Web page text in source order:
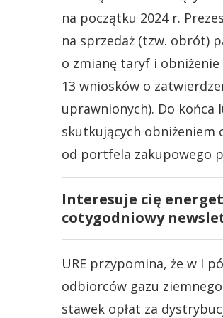
na początku 2024 r.
na sprzedaż (tzw. obrót)
o zmianę taryf i obniżenie
13 wniosków o
uprawnionych). Do końca
skutkujących obniżeniem
od portfela zakupowego
Interesuje cię
cotygodniowy
URE przypomina, że w I
odbiorców gazu
stawek opłat za